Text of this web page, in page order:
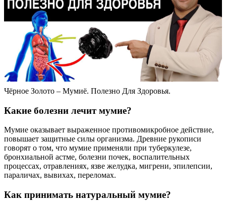
Чёрное Золото – Мумиё. Полезно Для Здоровья.
Какие болезни лечит мумие?
Мумие оказывает выраженное противомикробное действие,
повышает защитные силы организма. Древние рукописи
говорят о том, что мумие применяли при туберкулезе,
бронхиальной астме, болезни почек, воспалительных
процессах, отравлениях, язве желудка, мигрени, эпилепсии,
параличах, вывихах, переломах.
Как принимать натуральный мумие?